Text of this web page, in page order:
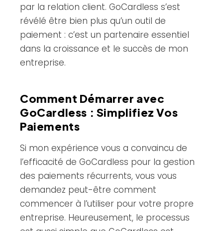
par la relation client. GoCardless s’est
révélé être bien plus qu’un outil de
paiement : c’est un partenaire essentiel
dans la croissance et le succès de mon
entreprise.
Comment Démarrer avec
GoCardless : Simplifiez Vos
Paiements
Si mon expérience vous a convaincu de
l’efficacité de GoCardless pour la gestion
des paiements récurrents, vous vous
demandez peut-être comment
commencer à l’utiliser pour votre propre
entreprise. Heureusement, le processus